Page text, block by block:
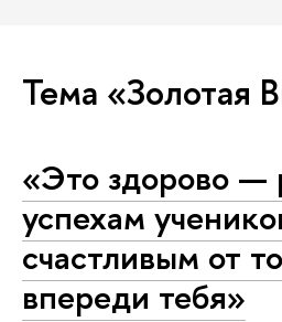
Тема «Золотая
«Это здорово —
успехам
счастливым от
впереди тебя»